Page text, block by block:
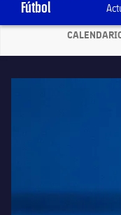
Fútbol